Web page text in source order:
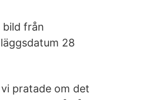
bild från
28
pratade om det